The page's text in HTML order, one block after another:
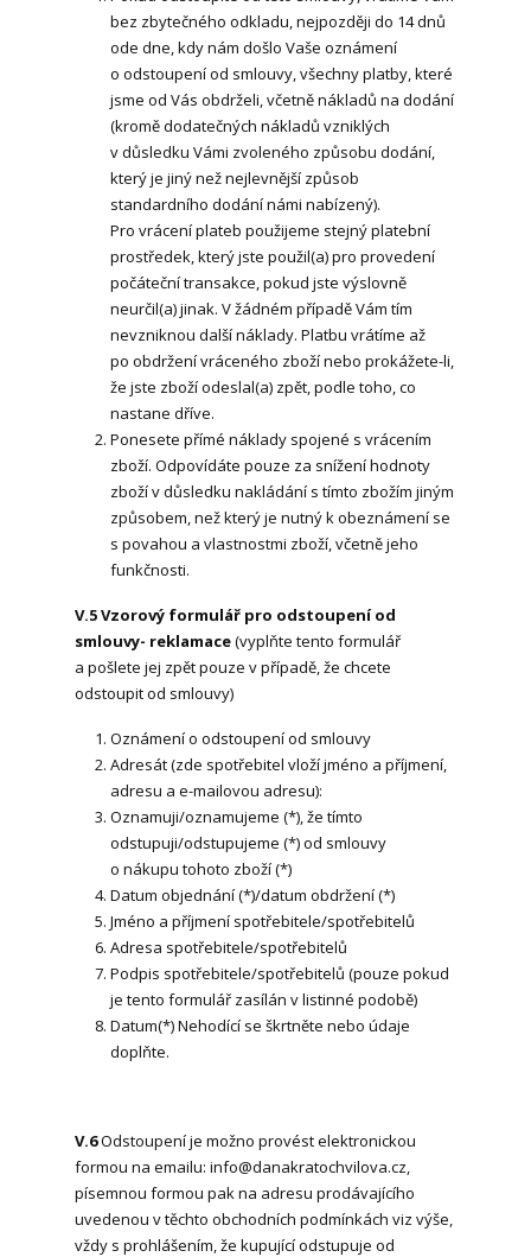
bez zbytečného odkladu, nejpozději do 14 dnů
ode dne, kdy nám došlo Vaše oznámení
o odstoupení od smlouvy, všechny platby, které
jsme od Vás obdrželi, včetně nákladů na dodání
(kromě dodatečných nákladů vzniklých
v důsledku Vámi zvoleného způsobu dodání,
který je jiný než nejlevnější způsob
standardního dodání námi nabízený).
Pro vrácení plateb použijeme stejný platební
prostředek, který jste použil(a) pro provedení
počáteční transakce, pokud jste výslovně
neurčil(a) jinak. V žádném případě Vám tím
nevzniknou další náklady. Platbu vrátíme až
po obdržení vráceného zboží nebo prokážete-li,
že jste zboží odeslal(a) zpět, podle toho, co
nastane dříve.
Ponesete přímé náklady spojené s vrácením
zboží. Odpovídáte pouze za snížení hodnoty
zboží v důsledku nakládání s tímto zbožím jiným
způsobem, než který je nutný k obeznámení se
s povahou a vlastnostmi zboží, včetně jeho
funkčnosti.
V.5 Vzorový formulář pro odstoupení od
smlouvy- reklamace(vyplňte tento formulář
a pošlete jej zpět pouze v případě, že chcete
odstoupit od smlouvy)
Oznámení o odstoupení od smlouvy
Adresát (zde spotřebitel vloží jméno a příjmení,
adresu a e-mailovou adresu):
Oznamuji/oznamujeme (*), že tímto
odstupuji/odstupujeme (*) od smlouvy
o nákupu tohoto zboží (*)
Datum objednání (*)/datum obdržení (*)
Jméno a příjmení spotřebitele/spotřebitelů
Adresa spotřebitele/spotřebitelů
Podpis spotřebitele/spotřebitelů (pouze pokud
je tento formulář zasílán v listinné podobě)
Datum(*) Nehodící se škrtněte nebo údaje
doplňte.
V.6Odstoupení je možno provést elektronickou
formou na emailu: info@danakratochvilova.cz,
písemnou formou pak na adresu prodávajícího
uvedenou v těchto obchodních podmínkách viz výše,
vždy s prohlášením, že kupující odstupuje od